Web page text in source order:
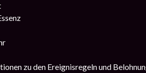
zu den Ereignisregeln und